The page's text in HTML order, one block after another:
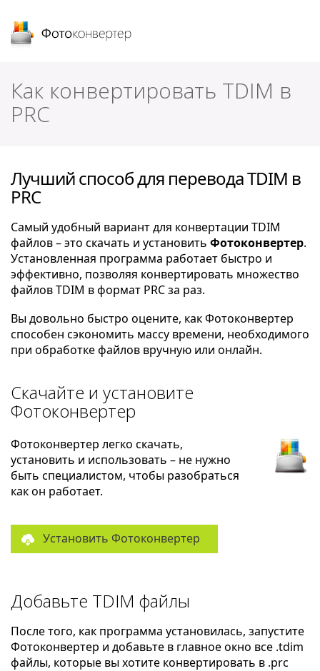
Как конвертировать TDIM в
PRC
Лучший способ для перевода TDIM в
PRC
Самый удобный вариант для конвертации TDIM
файлов – это скачать и установить Фотоконвертер.
Установленная программа работает быстро и
эффективно, позволяя конвертировать множество
файлов TDIM в формат PRC за раз.
Вы довольно быстро оцените, как Фотоконвертер
способен сэкономить массу времени, необходимого
при обработке файлов вручную или онлайн.
Скачайте и установите
Фотоконвертер
Фотоконвертер легко скачать,
установить и использовать – не нужно
быть специалистом, чтобы разобраться
как он работает.
Установить Фотоконвертер
Добавьте TDIM файлы
После того, как программа установилась, запустите
Фотоконвертер и добавьте в главное окно все .tdim
файлы, которые вы хотите конвертировать в .prc